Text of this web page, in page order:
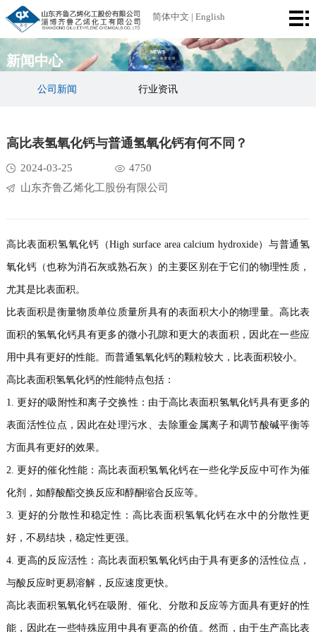
简体中文 English
首
页
公
介
中
心
区
设
荣
质
中
心
系
我
们
新闻中心
公司新闻 行业资讯
高比表氢氧化钙与普通氢氧化钙有何不同？
2024-03-25
4750
山东齐鲁乙烯化工股份有限公司
高比表面积氢氧化钙（High surface area calcium hydroxide）与普通氢
氧化钙（也称为消石灰或熟石灰）的主要区别在于它们的物理性质，
尤其是比表面积。
比表面积是衡量物质单位质量所具有的表面积大小的物理量。高比表
面积的氢氧化钙具有更多的微小孔隙和更大的表面积，因此在一些应
用中具有更好的性能。而普通氢氧化钙的颗粒较大，比表面积较小。
高比表面积氢氧化钙的性能特点包括：
1. 更好的吸附性和离子交换性：由于高比表面积氢氧化钙具有更多的
表面活性位点，因此在处理污水、去除重金属离子和调节酸碱平衡等
方面具有更好的效果。
2. 更好的催化性能：高比表面积氢氧化钙在一些化学反应中可作为催
化剂，如醇酸酯交换反应和醇酮缩合反应等。
3. 更好的分散性和稳定性：高比表面积氢氧化钙在水中的分散性更
好，不易结块，稳定性更强。
4. 更高的反应活性：高比表面积氢氧化钙由于具有更多的活性位点，
与酸反应时更易溶解，反应速度更快。
高比表面积氢氧化钙在吸附、催化、分散和反应等方面具有更好的性
能，因此在一些特殊应用中具有更高的价值。然而，由于生产高比表